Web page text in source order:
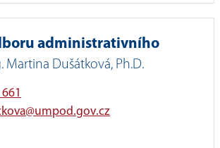
administrativního
Martina Dušátková, Ph.D.